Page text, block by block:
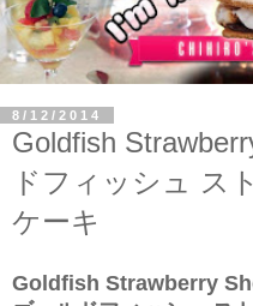
8/12/2014
Goldfish
ドフィッシュ ス
ケーキ
Goldfish Strawberry